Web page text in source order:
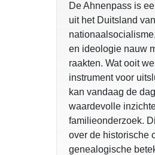
De Ahnenpass is
uit het Duitsland
en ideologie nauw
raakten. Wat ooit
instrument voor
kan vandaag de
waardevolle
familieonderzoek.
over de historische
genealogische